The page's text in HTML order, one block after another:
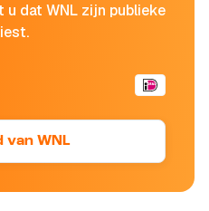
dat WNL zijn publieke
van WNL